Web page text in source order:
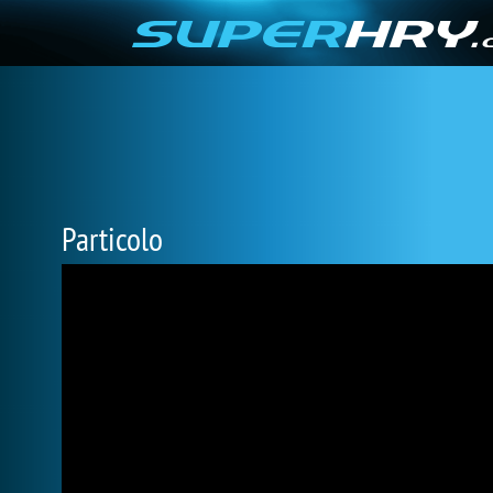
Particolo